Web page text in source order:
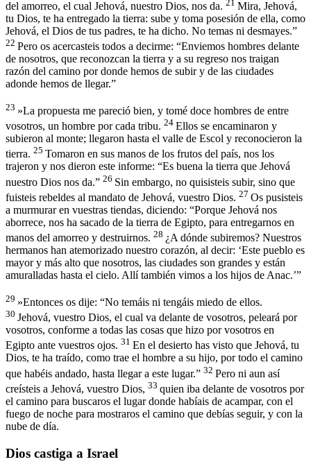
del amorreo, el cual Jehová, nuestro Dios, nos da. 21 Mira, Jehová,
tu Dios, te ha entregado la tierra: sube y toma posesión de ella, como
Jehová, el Dios de tus padres, te ha dicho. No temas ni desmayes.”
22 Pero os acercasteis todos a decirme: “Enviemos hombres delante
de nosotros, que reconozcan la tierra y a su regreso nos traigan
razón del camino por donde hemos de subir y de las ciudades
adonde hemos de llegar.”
23 »La propuesta me pareció bien, y tomé doce hombres de entre
vosotros, un hombre por cada tribu. 24 Ellos se encaminaron y
subieron al monte; llegaron hasta el valle de Escol y reconocieron la
tierra. 25 Tomaron en sus manos de los frutos del país, nos los
trajeron y nos dieron este informe: “Es buena la tierra que Jehová
nuestro Dios nos da.” 26 Sin embargo, no quisisteis subir, sino que
fuisteis rebeldes al mandato de Jehová, vuestro Dios. 27 Os pusisteis
a murmurar en vuestras tiendas, diciendo: “Porque Jehová nos
aborrece, nos ha sacado de la tierra de Egipto, para entregarnos en
manos del amorreo y destruirnos. 28 ¿A dónde subiremos? Nuestros
hermanos han atemorizado nuestro corazón, al decir: ‘Este pueblo es
mayor y más alto que nosotros, las ciudades son grandes y están
amuralladas hasta el cielo. Allí también vimos a los hijos de Anac.’”
29 »Entonces os dije: “No temáis ni tengáis miedo de ellos.
30 Jehová, vuestro Dios, el cual va delante de vosotros, peleará por
vosotros, conforme a todas las cosas que hizo por vosotros en
Egipto ante vuestros ojos. 31 En el desierto has visto que Jehová, tu
Dios, te ha traído, como trae el hombre a su hijo, por todo el camino
que habéis andado, hasta llegar a este lugar.” 32 Pero ni aun así
creísteis a Jehová, vuestro Dios, 33 quien iba delante de vosotros por
el camino para buscaros el lugar donde habíais de acampar, con el
fuego de noche para mostraros el camino que debías seguir, y con la
nube de día.
Dios castiga a Israel